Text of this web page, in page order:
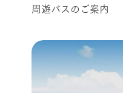
周遊バスのご案内